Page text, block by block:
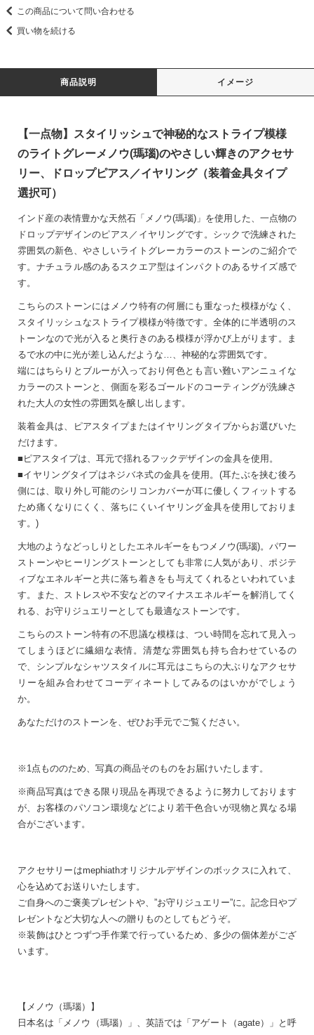
この商品について問い合わせる
買い物を続ける
商品説明 イメージ
【一点物】スタイリッシュで神秘的なストライプ模様
のライトグレーメノウ(瑪瑙)のやさしい輝きのアクセサ
リー、ドロップピアス／イヤリング（装着金具タイプ
選択可）
インド産の表情豊かな天然石「メノウ(瑪瑙)」を使用した、一点物の
ドロップデザインのピアス／イヤリングです。シックで洗練された
雰囲気の新色、やさしいライトグレーカラーのストーンのご紹介で
す。ナチュラル感のあるスクエア型はインパクトのあるサイズ感で
す。
こちらのストーンにはメノウ特有の何層にも重なった模様がなく、
スタイリッシュなストライプ模様が特徴です。全体的に半透明のス
トーンなので光が入ると奥行きのある模様が浮かび上がります。ま
るで水の中に光が差し込んだような…、神秘的な雰囲気です。
端にはちらりとブルーが入っており何色とも言い難いアンニュイな
カラーのストーンと、側面を彩るゴールドのコーティングが洗練さ
れた大人の女性の雰囲気を醸し出します。
装着金具は、ピアスタイプまたはイヤリングタイプからお選びいた
だけます。
■ピアスタイプは、耳元で揺れるフックデザインの金具を使用。
■イヤリングタイプはネジバネ式の金具を使用。(耳たぶを挟む後ろ
側には、取り外し可能のシリコンカバーが耳に優しくフィットする
ため痛くなりにくく、落ちにくいイヤリング金具を使用しておりま
す。)
大地のようなどっしりとしたエネルギーをもつメノウ(瑪瑙)。パワー
ストーンやヒーリングストーンとしても非常に人気があり、ポジテ
ィブなエネルギーと共に落ち着きをも与えてくれるといわれていま
す。また、ストレスや不安などのマイナスエネルギーを解消してく
れる、お守りジュエリーとしても最適なストーンです。
こちらのストーン特有の不思議な模様は、つい時間を忘れて見入っ
てしまうほどに繊細な表情。清楚な雰囲気も持ち合わせているの
で、シンプルなシャツスタイルに耳元はこちらの大ぶりなアクセサ
リーを組み合わせてコーディネートしてみるのはいかがでしょう
か。
あなただけのストーンを、ぜひお手元でご覧ください。
※1点もののため、写真の商品そのものをお届けいたします。
※商品写真はできる限り現品を再現できるように努力しております
が、お客様のパソコン環境などにより若干色合いが現物と異なる場
合がございます。
アクセサリーはmephiathオリジナルデザインのボックスに入れて、
心を込めてお送りいたします。
ご自身へのご褒美プレゼントや、”お守りジュエリー”に。記念日やプ
レゼントなど大切な人への贈りものとしてもどうぞ。
※装飾はひとつずつ手作業で行っているため、多少の個体差がござ
います。
【メノウ（瑪瑙）】
日本名は「メノウ（瑪瑙）」、英語では「アゲート（agate）」と呼